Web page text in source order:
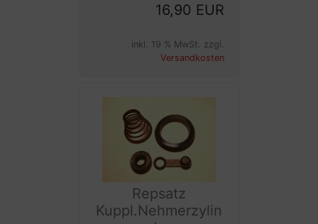
16,90 EUR
inkl. 19 % MwSt. zzgl.
Versandkosten
Repsatz
Kuppl.Nehmerzylin